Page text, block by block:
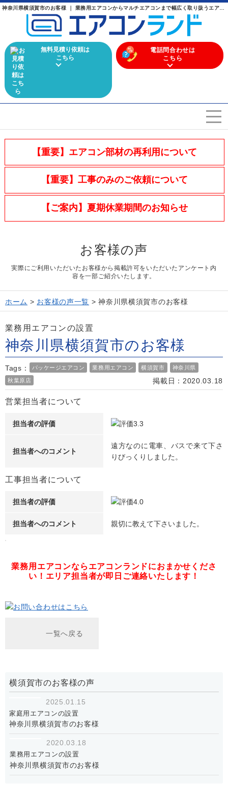
無料見積り依頼は
こちら
電話問合わせは
こちら
エアコンを選ぶ
Airconditioner search
店舗案内
Company
施工実績
Work
Question
お問い合わせ
Contact us
電話問い合わせはこちら
無料見積り依頼はこちら
【重要】エアコン部材の再利用について
【重要】工事のみのご依頼について
【ご案内】夏期休業期間のお知らせ
お客様の声
実際にご利用いただいたお客様から掲載許可をいただいたアンケート内
容を一部ご紹介いたします。
ホーム > お客様の声一覧 >神奈川県横須賀市のお客様
業務用エアコンの設置
神奈川県横須賀市のお客様
Tags： パッケージエアコン 業務用エアコン 横須賀市 神奈川県
秋葉原店 掲載日：2020.03.18
営業担当者について
担当者の評価
担当者へのコメント
遠方なのに電車、バスで来て下さ
りびっくりしました。
工事担当者について
担当者の評価
担当者へのコメント 親切に教えて下さいました。
業務用エアコンならエアコンランドにおまかせくださ
い！ エリア担当者が即日ご連絡いたします！
一覧へ戻る
横須賀市のお客様の声
2025.01.15
家庭用エアコンの設置
神奈川県横須賀市のお客様
2020.03.18
業務用エアコンの設置
神奈川県横須賀市のお客様